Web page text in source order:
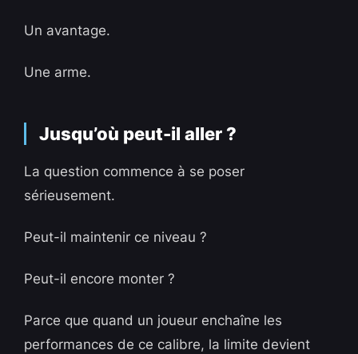
Un avantage.
Une arme.
Jusqu’où peut-il aller ?
La question commence à se poser
sérieusement.
Peut-il maintenir ce niveau ?
Peut-il encore monter ?
Parce que quand un joueur enchaîne les
performances de ce calibre, la limite devient